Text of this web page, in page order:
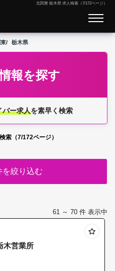
北関東 栃木県 求人検索（7/172ページ）
栃木県
報を探す
バー求人を素早く検索
索（7/172ページ）
を絞り込む
61 ～ 70 件 表示中
営業所